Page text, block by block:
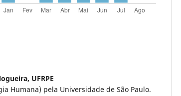
UFRPE
Humana) pela Universidade de São Paulo.